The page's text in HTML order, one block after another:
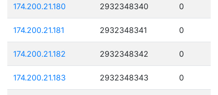
174.200.21.180 2932348340 0
174.200.21.181 2932348341 0
174.200.21.182 2932348342 0
174.200.21.183 2932348343 0